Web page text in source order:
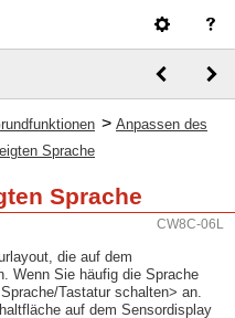
> Anpassen des
Sprache
Sprache
CW8C-06L
die auf dem
Wenn Sie häufig die Sprache
Tastatur schalten> an.
auf dem Sensordisplay